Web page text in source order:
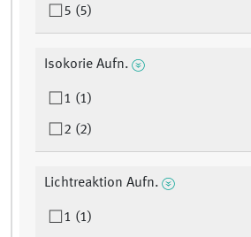
5 (5)
Isokorie Aufn.
1 (1)
2 (2)
Lichtreaktion Aufn.
1 (1)